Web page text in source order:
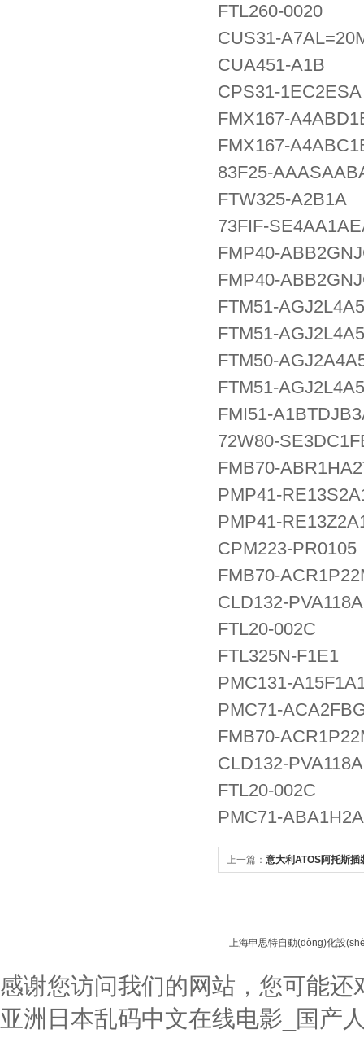
FTL260-0020
CUS31-
CUA451-A1B
CPS31-1EC2ESA
FMX167-
FMX167-
83F25-
FTW325-A2B1A
73FIF-
FMP40-
FMP40-
FTM51-
FTM51-
FTM50-
FTM51-
FMI51-
72W80-
FMB70-
PMP41-
PMP41-
CPM223-PR0105
FMB70-
CLD132-
FTL20-002C
FTL325N-F1E1
PMC131-
PMC71-
FMB70-
CLD132-
FTL20-002C
PMC71-
上一篇： 意大利ATOS阿托斯插
上海申思特自動(dòng)化設
感谢您访问我们的网站，您可能还
亚洲日本乱码中文在线电影_国产